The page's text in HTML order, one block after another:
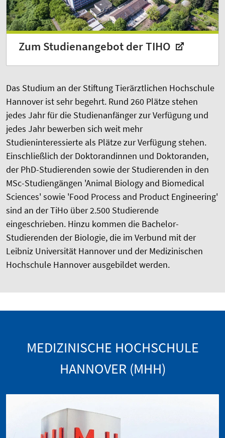
Zum Studienangebot der TIHO
Das Studium an der Stiftung Tierärztlichen Hochschule
Hannover ist sehr begehrt. Rund 260 Plätze stehen
jedes Jahr für die Studienanfänger zur Verfügung und
jedes Jahr bewerben sich weit mehr
Studieninteressierte als Plätze zur Verfügung stehen.
Einschließlich der Doktorandinnen und Doktoranden,
der PhD-Studierenden sowie der Studierenden in den
MSc-Studiengängen 'Animal Biology and Biomedical
Sciences' sowie 'Food Process and Product Engineering'
sind an der TiHo über 2.500 Studierende
eingeschrieben. Hinzu kommen die Bachelor-
Studierenden der Biologie, die im Verbund mit der
Leibniz Universität Hannover und der Medizinischen
Hochschule Hannover ausgebildet werden.
MEDIZINISCHE HOCHSCHULE
HANNOVER (MHH)